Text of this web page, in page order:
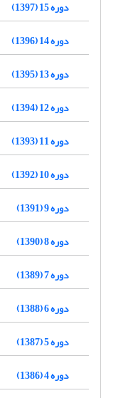
دوره 15 (1397)
دوره 14 (1396)
دوره 13 (1395)
دوره 12 (1394)
دوره 11 (1393)
دوره 10 (1392)
دوره 9 (1391)
دوره 8 (1390)
دوره 7 (1389)
دوره 6 (1388)
دوره 5 (1387)
دوره 4 (1386)